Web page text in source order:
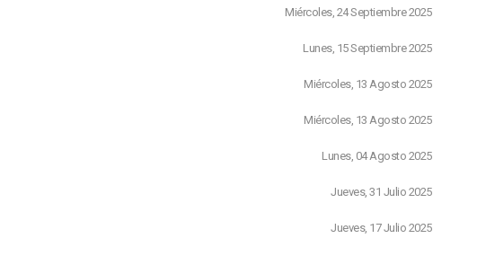
Miércoles, 24 Septiembre 2025
Lunes, 15 Septiembre 2025
Miércoles, 13 Agosto 2025
Miércoles, 13 Agosto 2025
Lunes, 04 Agosto 2025
Jueves, 31 Julio 2025
Jueves, 17 Julio 2025